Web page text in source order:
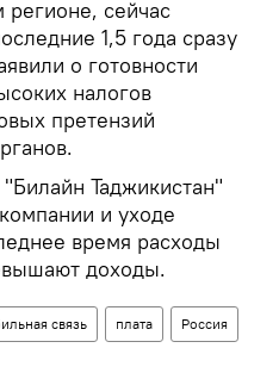
сейчас
1,5 года сразу
о готовности
налогов
претензий
Таджикистан"
и уходе
время расходы
доходы.
связь плата Россия